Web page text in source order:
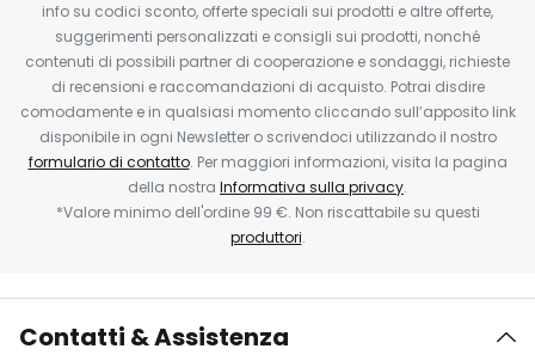
info su codici sconto, offerte speciali sui prodotti e altre offerte,
suggerimenti personalizzati e consigli sui prodotti, nonché
contenuti di possibili partner di cooperazione e sondaggi, richieste
di recensioni e raccomandazioni di acquisto. Potrai disdire
comodamente e in qualsiasi momento cliccando sull’apposito link
disponibile in ogni Newsletter o scrivendoci utilizzando il nostro
formulario di contatto. Per maggiori informazioni, visita la pagina
della nostra Informativa sulla privacy.
*Valore minimo dell'ordine 99 €. Non riscattabile su questi
produttori.
Contatti & Assistenza